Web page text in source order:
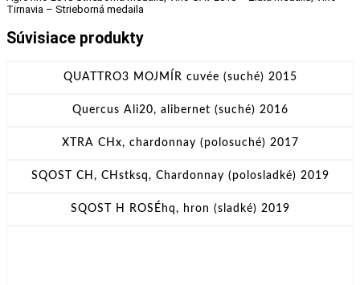
Tirnavia – Strieborná medaila
Súvisiace produkty
QUATTRO3 MOJMÍR cuvée (suché) 2015
Quercus Ali20, alibernet (suché) 2016
XTRA CHx, chardonnay (polosuché) 2017
SQOST CH, CHstksq, Chardonnay (polosladké) 2019
SQOST H ROSÉhq, hron (sladké) 2019